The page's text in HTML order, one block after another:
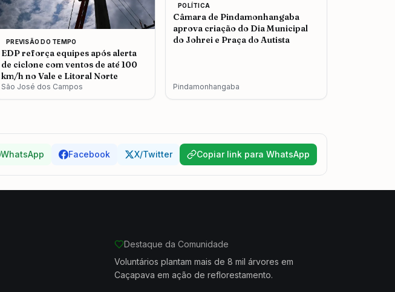
PREVISÃO DO TEMPO
EDP reforça equipes após alerta
de ciclone com ventos de até 100
km/h no Vale e Litoral Norte
São José dos Campos
POLÍTICA
Câmara de Pindamonhangaba
aprova criação do Dia Municipal
do Johrei e Praça do Autista
Pindamonhangaba
WhatsApp Facebook X/Twitter Copiar link para WhatsApp
Destaque da Comunidade
Voluntários plantam mais de 8 mil árvores em
Caçapava em ação de reflorestamento.